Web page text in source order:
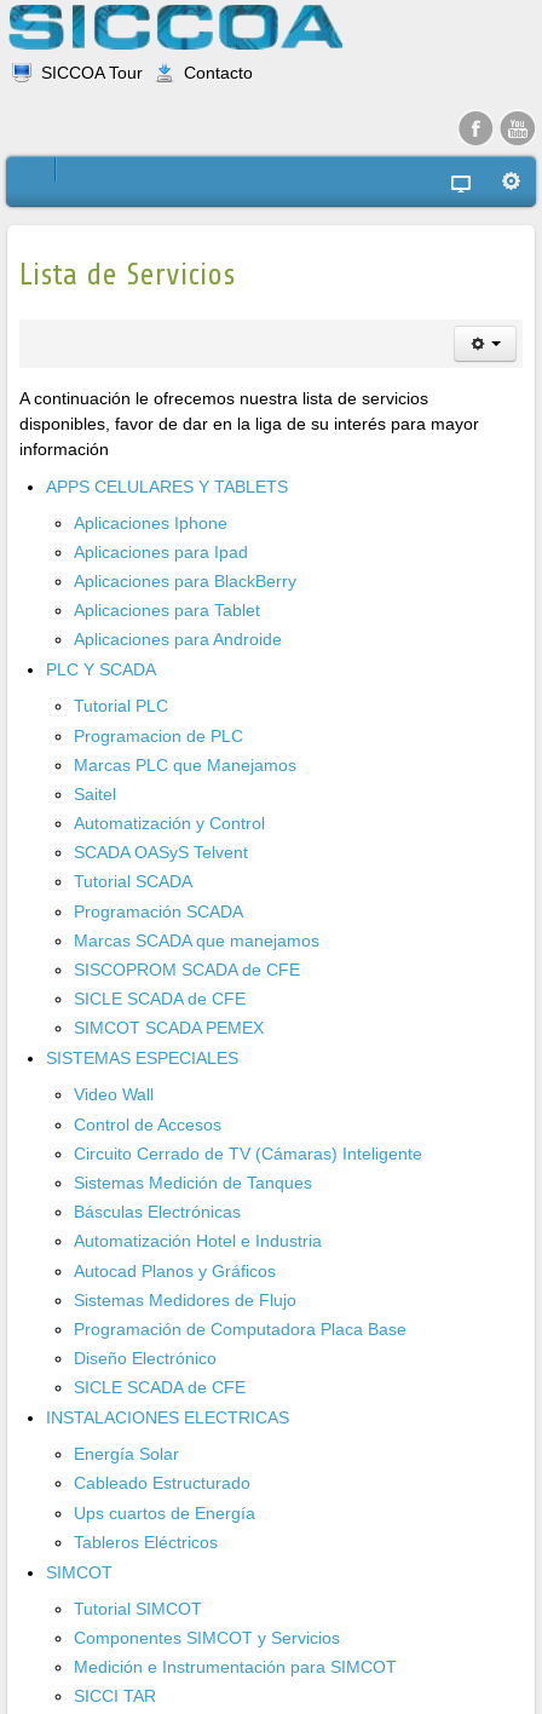
SICCOA Tour Contacto
Lista de Servicios
A continuación le ofrecemos nuestra lista de servicios
disponibles, favor de dar en la liga de su interés para mayor
información
APPS CELULARES Y TABLETS
Aplicaciones Iphone
Aplicaciones para Ipad
Aplicaciones para BlackBerry
Aplicaciones para Tablet
Aplicaciones para Androide
PLC Y SCADA
Tutorial PLC
Programacion de PLC
Marcas PLC que Manejamos
Saitel
Automatización y Control
SCADA OASyS Telvent
Tutorial SCADA
Programación SCADA
Marcas SCADA que manejamos
SISCOPROM SCADA de CFE
SICLE SCADA de CFE
SIMCOT SCADA PEMEX
SISTEMAS ESPECIALES
Video Wall
Control de Accesos
Circuito Cerrado de TV (Cámaras) Inteligente
Sistemas Medición de Tanques
Básculas Electrónicas
Automatización Hotel e Industria
Autocad Planos y Gráficos
Sistemas Medidores de Flujo
Programación de Computadora Placa Base
Diseño Electrónico
SICLE SCADA de CFE
INSTALACIONES ELECTRICAS
Energía Solar
Cableado Estructurado
Ups cuartos de Energía
Tableros Eléctricos
SIMCOT
Tutorial SIMCOT
Componentes SIMCOT y Servicios
Medición e Instrumentación para SIMCOT
SICCI TAR